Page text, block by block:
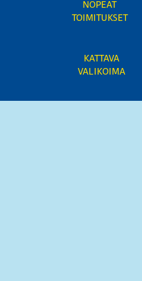
NOPEAT
TOIMITUKSET
KATTAVA
VALIKOIMA